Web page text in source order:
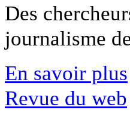
Des
journalisme
En savoir plus
Revue du web